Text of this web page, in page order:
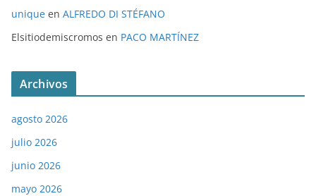
unique en ALFREDO DI STÉFANO
Elsitiodemiscromos en PACO MARTÍNEZ
Archivos
agosto 2026
julio 2026
junio 2026
mayo 2026